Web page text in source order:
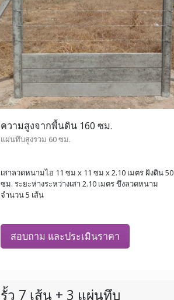
ความสูงจากพื้นดิน 160 ซม.
แผ่นทึบสูงรวม 60 ซม.
เสาลวดหนามไอ 11 ซม x 11 ซม x 2.10 เมตร ฝังดิน 50
ซม. ระยะห่างระหว่างเสา 2.10 เมตร ขึงลวดหนาม
จำนวน 5 เส้น
สอบถาม และประเมินราคา
รั้ว 7 เส้น + 3 แผ่นทึบ